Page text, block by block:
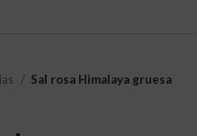
Sal rosa Himalaya gruesa